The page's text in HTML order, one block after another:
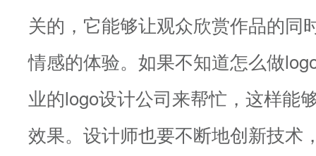
关的，它能够让观众欣赏作品的同
情感的体验。如果不知道怎么做
业的logo设计公司来帮忙，这样能
效果。设计师也要不断地创新技术